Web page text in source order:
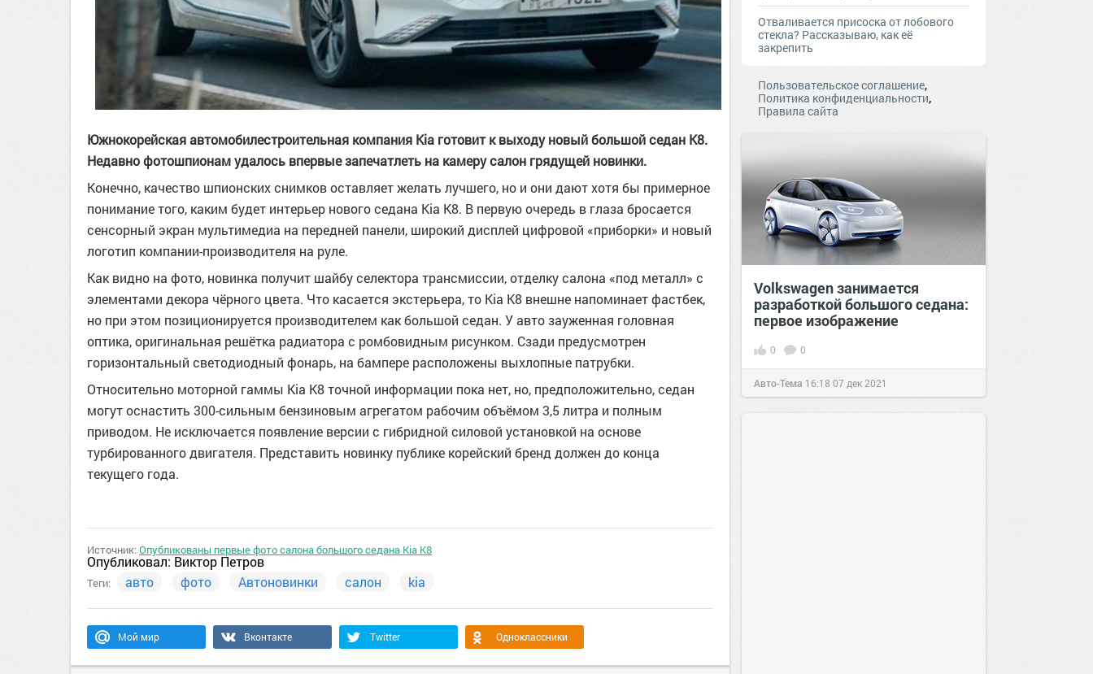
Южнокорейская автомобилестроительная компания Kia готовит к выходу новый большой седан K8.
Недавно фотошпионам удалось впервые запечатлеть на камеру салон грядущей новинки.
Конечно, качество шпионских снимков оставляет желать лучшего, но и они дают хотя бы примерное
понимание того, каким будет интерьер нового седана Kia K8. В первую очередь в глаза бросается
сенсорный экран мультимедиа на передней панели, широкий дисплей цифровой «приборки» и новый
логотип компании-производителя на руле.
Как видно на фото, новинка получит шайбу селектора трансмиссии, отделку салона «под металл» с
элементами декора чёрного цвета. Что касается экстерьера, то Kia K8 внешне напоминает фастбек,
но при этом позиционируется производителем как большой седан. У авто зауженная головная
оптика, оригинальная решётка радиатора с ромбовидным рисунком. Сзади предусмотрен
горизонтальный светодиодный фонарь, на бампере расположены выхлопные патрубки.
Относительно моторной гаммы Kia K8 точной информации пока нет, но, предположительно, седан
могут оснастить 300-сильным бензиновым агрегатом рабочим объёмом 3,5 литра и полным
приводом. Не исключается появление версии с гибридной силовой установкой на основе
турбированного двигателя. Представить новинку публике корейский бренд должен до конца
текущего года.
Источник:Опубликованы первые фото салона большого седана Kia K8
Опубликовал: Виктор Петров
Теги: авто фото Автоновинки салон kia
Мой мир Вконтакте Twitter Одноклассники
Отваливается присоска от лобового
стекла? Рассказываю, как её
закрепить
Пользовательское соглашение,
Политика конфиденциальности,
Правила сайта
Volkswagen занимается
разработкой большого седана:
первое изображение
0 0
Авто-Тема 16:18 07 дек 2021